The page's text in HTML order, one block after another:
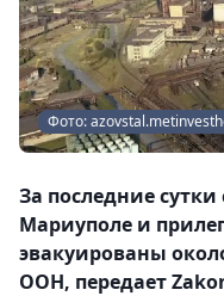
Фото:
За последние сутки
Мариуполе и
эвакуированы
ООН, передает